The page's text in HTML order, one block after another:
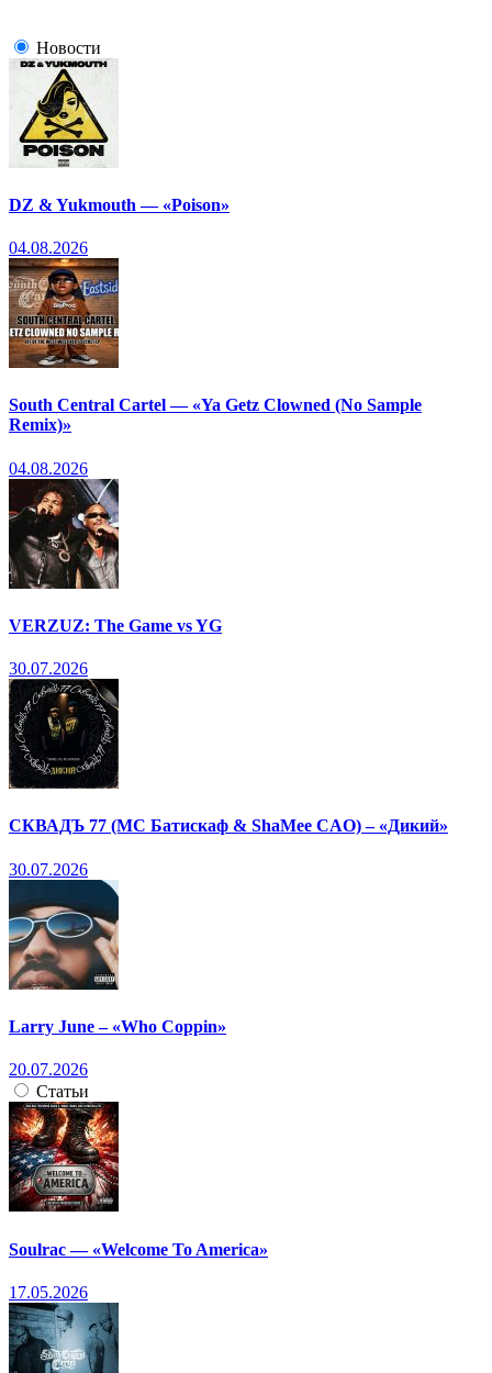
Новости
DZ & Yukmouth — «Poison»
04.08.2026
South Central Cartel — «Ya Getz Clowned (No Sample
Remix)»
04.08.2026
VERZUZ: The Game vs YG
30.07.2026
СКВАДЪ 77 (МС Батискаф & ShaMee CAO) – «Дикий»
30.07.2026
Larry June – «Who Coppin»
20.07.2026
Статьи
Soulrac — «Welcome To America»
17.05.2026